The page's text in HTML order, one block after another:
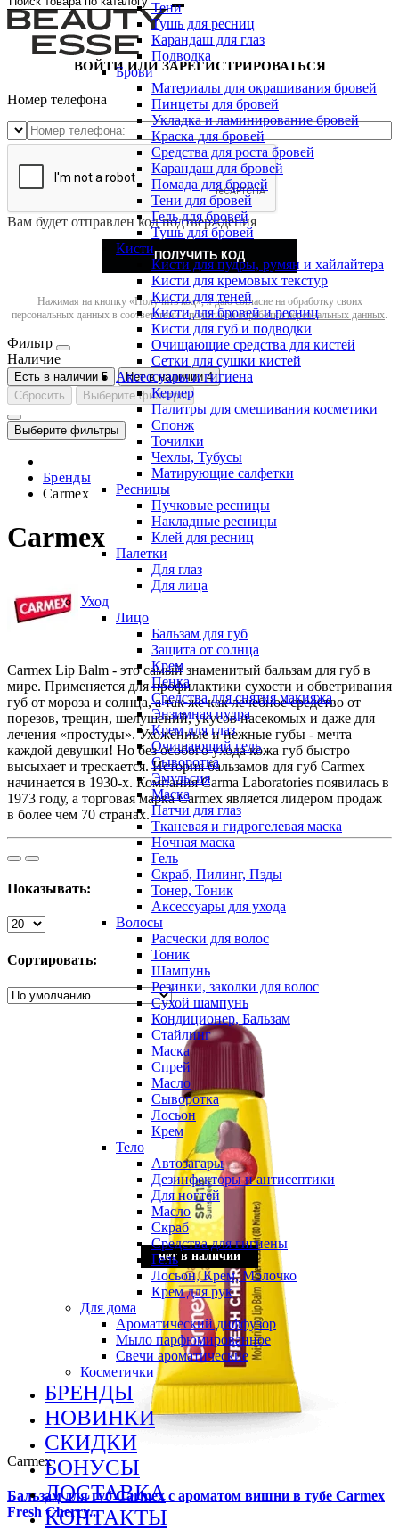
Тени
Тушь для ресниц
Карандаш для глаз
Подводка
Брови
Материалы для окрашивания бровей
Пинцеты для бровей
Укладка и ламинирование бровей
Краска для бровей
Средства для роста бровей
Карандаш для бровей
Помада для бровей
Тени для бровей
Гель для бровей
Тушь для бровей
Кисти
Кисти для пудры, румян и хайлайтера
Кисти для кремовых текстур
Кисти для теней
Кисти для бровей и ресниц
Кисти для губ и подводки
Очищающие средства для кистей
Сетки для сушки кистей
Аксессуары и гигиена
Керлер
Палитры для смешивания косметики
Спонж
Точилки
Чехлы, Тубусы
Матирующие салфетки
Ресницы
Пучковые ресницы
Накладные ресницы
Клей для ресниц
Палетки
Для глаз
Для лица
Уход
Лицо
Бальзам для губ
Защита от солнца
Крем
Пенка
Средства для снятия макияжа
Энзимная пудра
Крем для глаз
Очищающий гель
Сыворотка
Эмульсия
Маска
Патчи для глаз
Тканевая и гидрогелевая маска
Ночная маска
Гель
Скраб, Пилинг, Пэды
Тонер, Тоник
Аксессуары для ухода
Волосы
Расчески для волос
Тоник
Шампунь
Резинки, заколки для волос
Сухой шампунь
Кондиционер, Бальзам
Стайлинг
Маска
Спрей
Масло
Сыворотка
Лосьон
Крем
Тело
Автозагары
Дезинфекторы и антисептики
Для ногтей
Масло
Скраб
Средства для гигиены
Гель
Лосьон, Крем, Молочко
Крем для рук
Для дома
Ароматический диффузор
Мыло парфюмированное
Свечи ароматические
Косметички
БРЕНДЫ
НОВИНКИ
СКИДКИ
БОНУСЫ
ДОСТАВКА
КОНТАКТЫ
ВОЙТИ ИЛИ ЗАРЕГИСТРИРОВАТЬСЯ
Номер телефона
Вам будет отправлен код подтверждения
ПОЛУЧИТЬ КОД
Нажимая на кнопку «Получить код», я даю согласие на обработку своих
персональных данных в соответствии сполитикой обработки персональных данных.
Фильтр
Наличие
Есть в наличии 5 Нет в наличии 4
Сбросить
Выберите фильтры
Выберите фильтры
Бренды
Carmex
Carmex
Carmex Lip Balm - это самый знаменитый бальзам для губ в
мире. Применяется для профилактики сухости и обветривания
губ от мороза и солнца, а так же как лечебное средство от
порезов, трещин, шелушений, укусов насекомых и даже для
лечения «простуды». Ухоженные и нежные губы - мечта
каждой девушки! Но без особого ухода кожа губ быстро
высыхает и трескается. История бальзамов для губ Carmex
начинается в 1930-х. Компания Carma Laboratories появилась в
1973 году, а торговая марка Carmex является лидером продаж
в более чем 70 странах.
Показывать:
Сортировать:
Carmex
Бальзам для губ Carmex с ароматом вишни в тубе Carmex
Fresh Cherry...
нет в наличии
нет в наличии
нет в наличии
нет в наличии